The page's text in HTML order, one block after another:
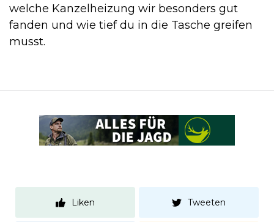
welche Kanzelheizung wir besonders gut
fanden und wie tief du in die Tasche greifen
musst.
Liken Tweeten